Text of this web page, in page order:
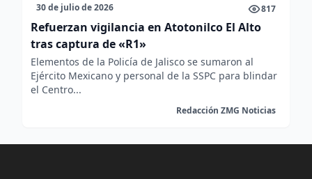
30 de julio de 2026 817
Refuerzan vigilancia en Atotonilco El Alto
tras captura de «R1»
Elementos de la Policía de Jalisco se sumaron al
Ejército Mexicano y personal de la SSPC para blindar
el Centro...
Redacción ZMG Noticias